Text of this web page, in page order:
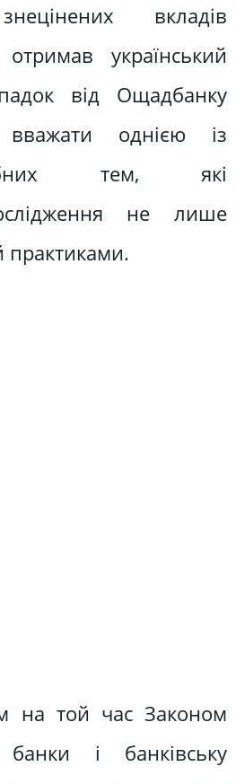
вкладів
український
від Ощадбанку
однією із
тем, які
не лише
практиками.
на той час Законом
і банківську